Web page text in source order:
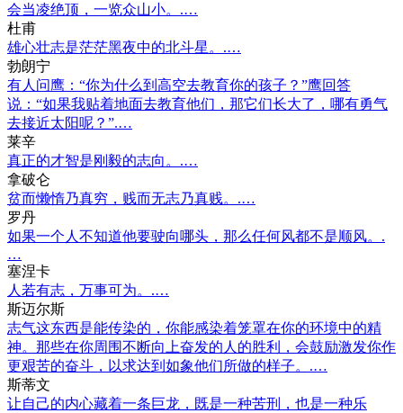
会当凌绝顶，一览众山小。.…
杜甫
雄心壮志是茫茫黑夜中的北斗星。.…
勃朗宁
有人问鹰：“你为什么到高空去教育你的孩子？”鹰回答
说：“如果我贴着地面去教育他们，那它们长大了，哪有勇气
去接近太阳呢？”.…
莱辛
真正的才智是刚毅的志向。.…
拿破仑
贫而懒惰乃真穷，贱而无志乃真贱。.…
罗丹
如果一个人不知道他要驶向哪头，那么任何风都不是顺风。.
…
塞涅卡
人若有志，万事可为。.…
斯迈尔斯
志气这东西是能传染的，你能感染着笼罩在你的环境中的精
神。那些在你周围不断向上奋发的人的胜利，会鼓励激发你作
更艰苦的奋斗，以求达到如象他们所做的样子。.…
斯蒂文
让自己的内心藏着一条巨龙，既是一种苦刑，也是一种乐